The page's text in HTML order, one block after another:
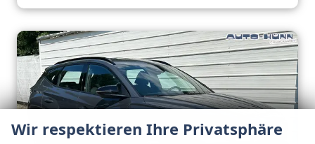
Wir respektieren Ihre Privatsphäre